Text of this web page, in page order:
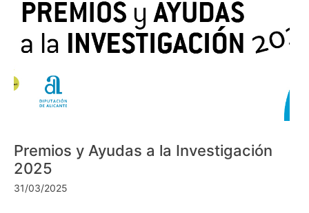
Premios y Ayudas a la Investigación
2025
31/03/2025